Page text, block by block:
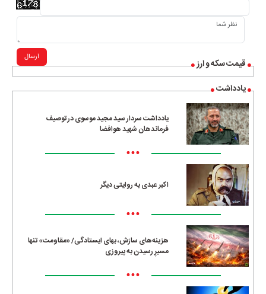
قیمت سکه و ارز
یادداشت
یادداشت سردار سید مجید موسوی در توصیف
فرماندهان شهید هوافضا
•••
اکبر عبدی به روایتی دیگر
•••
هزینه‌های سازش، بهای ایستادگی/ «مقاومت» تنها
مسیرِ رسیدن به پیروزی
•••
ارسال